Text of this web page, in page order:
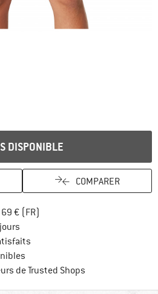
DISPONIBLE
COMPARER
€ (FR)
de Trusted Shops